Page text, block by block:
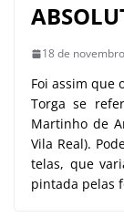
18 de
Foi assim que
Torga se
Martinho de
Vila Real).
telas, que
pintada pelas